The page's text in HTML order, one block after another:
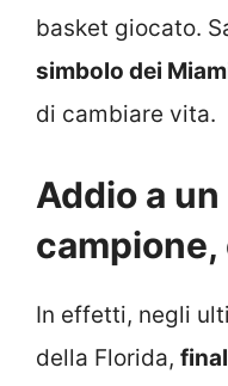
basket giocato.
simbolo dei
di cambiare vita.
Addio a
In effetti, negli
della Florida,